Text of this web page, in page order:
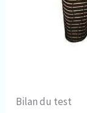
Bilan du test